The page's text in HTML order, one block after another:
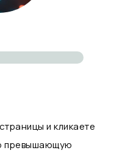
и кликаете
превышающую